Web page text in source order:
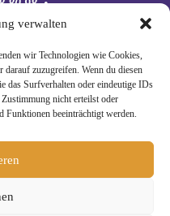
verwalten
wir Technologien wie Cookies,
darauf zuzugreifen. Wenn du diesen
das Surfverhalten oder eindeutige IDs
nicht erteilst oder
Funktionen beeinträchtigt werden.
80 98•
98
•
» Wiebke Schäkel